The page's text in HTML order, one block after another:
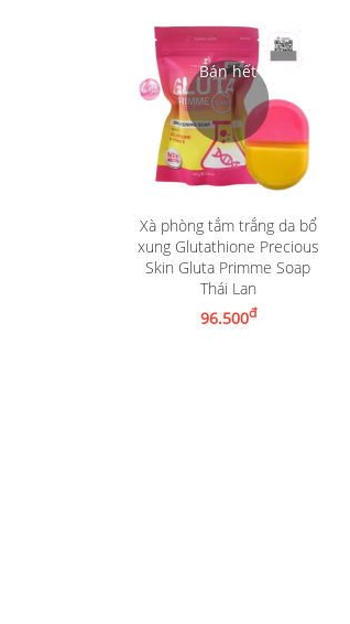
Xà phòng tắm trắng da bổ
xung Glutathione Precious
Skin Gluta Primme Soap
Thái Lan
96.500đ
Nhận thông báo khi có hàng